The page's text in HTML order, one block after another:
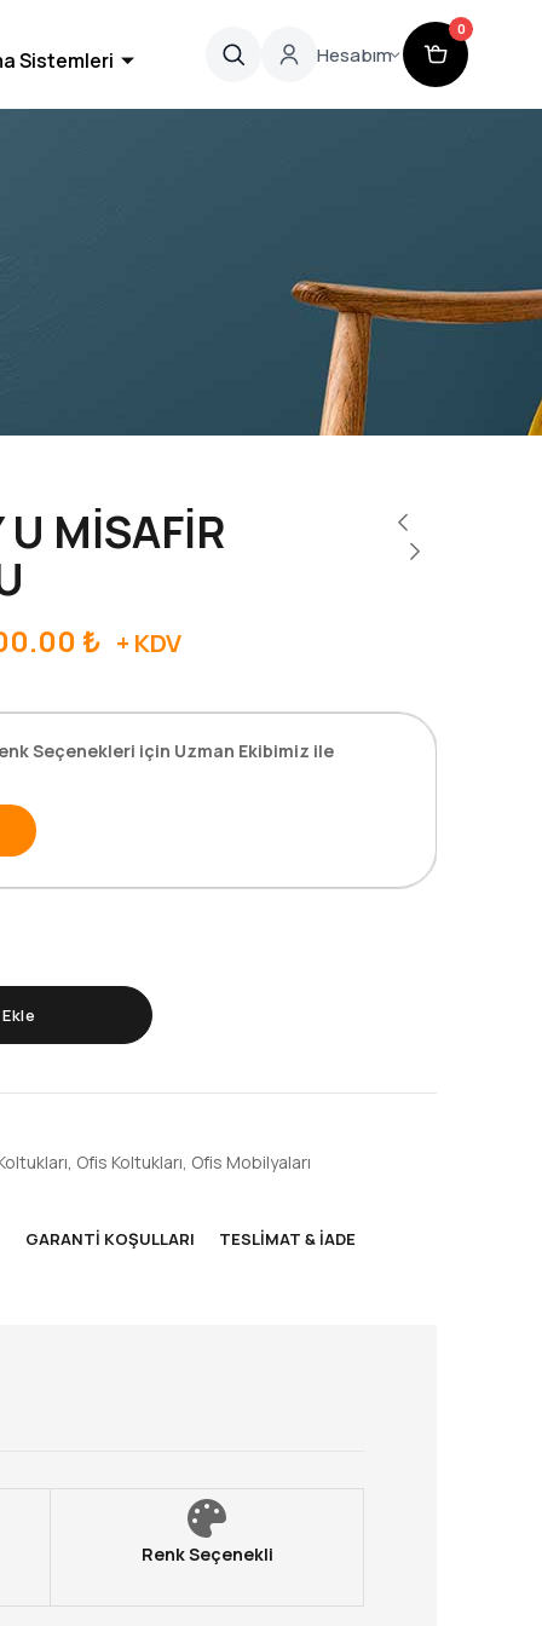
Sistemleri Hesabım
0
MİSAFİR
₺ + KDV
Seçenekleri için Uzman Ekibimiz ile
Ofis Koltukları Ofis Mobilyaları
GARANTI KOŞULLARI TESLIMAT & İADE
Renk Seçenekli